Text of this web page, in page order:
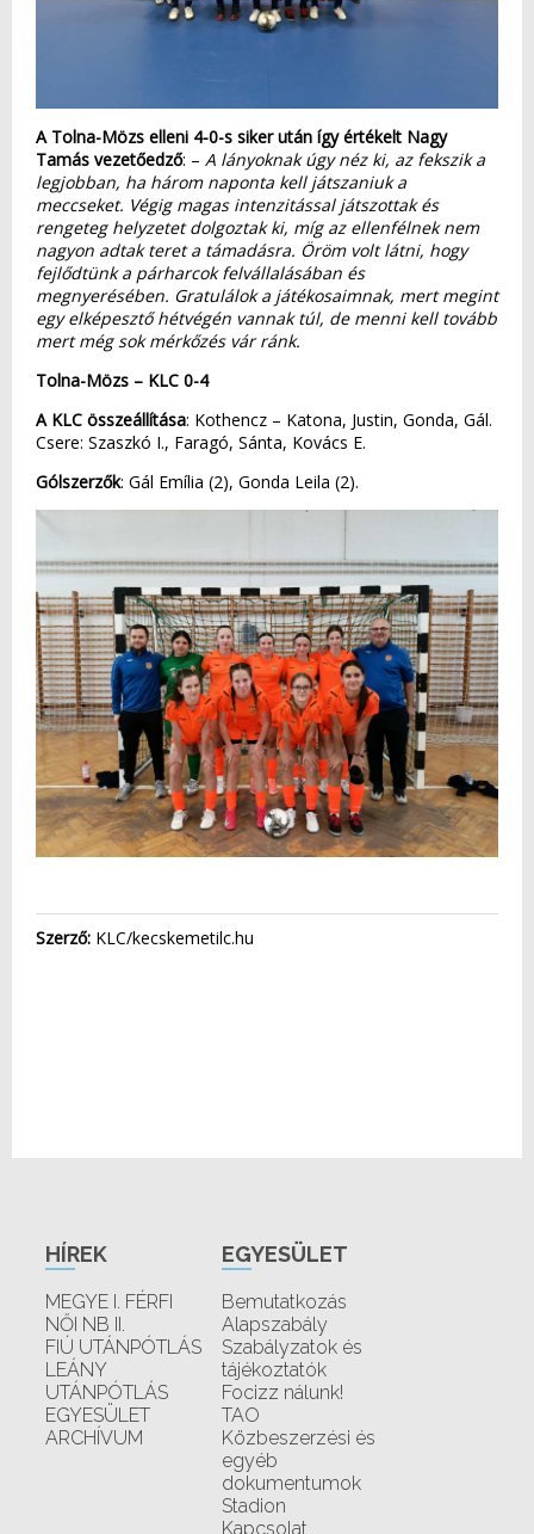
A Tolna-Mözs elleni 4-0-s siker után így értékelt Nagy
Tamás vezetőedző: – A lányoknak úgy néz ki, az fekszik a
legjobban, ha három naponta kell játszaniuk a
meccseket. Végig magas intenzitással játszottak és
rengeteg helyzetet dolgoztak ki, míg az ellenfélnek nem
nagyon adtak teret a támadásra. Öröm volt látni, hogy
fejlődtünk a párharcok felvállalásában és
megnyerésében. Gratulálok a játékosaimnak, mert megint
egy elképesztő hétvégén vannak túl, de menni kell tovább
mert még sok mérkőzés vár ránk.
Tolna-Mözs – KLC 0-4
A KLC összeállítása: Kothencz – Katona, Justin, Gonda, Gál.
Csere: Szaszkó I., Faragó, Sánta, Kovács E.
Gólszerzők: Gál Emília (2), Gonda Leila (2).
Szerző: KLC/kecskemetilc.hu
HÍREK
MEGYE I. FÉRFI
NŐI NB II.
FIÚ UTÁNPÓTLÁS
LEÁNY
UTÁNPÓTLÁS
EGYESÜLET
ARCHÍVUM
EGYESÜLET
Bemutatkozás
Alapszabály
Szabályzatok és
tájékoztatók
Focizz nálunk!
TAO
Közbeszerzési és
egyéb
dokumentumok
Stadion
Kapcsolat